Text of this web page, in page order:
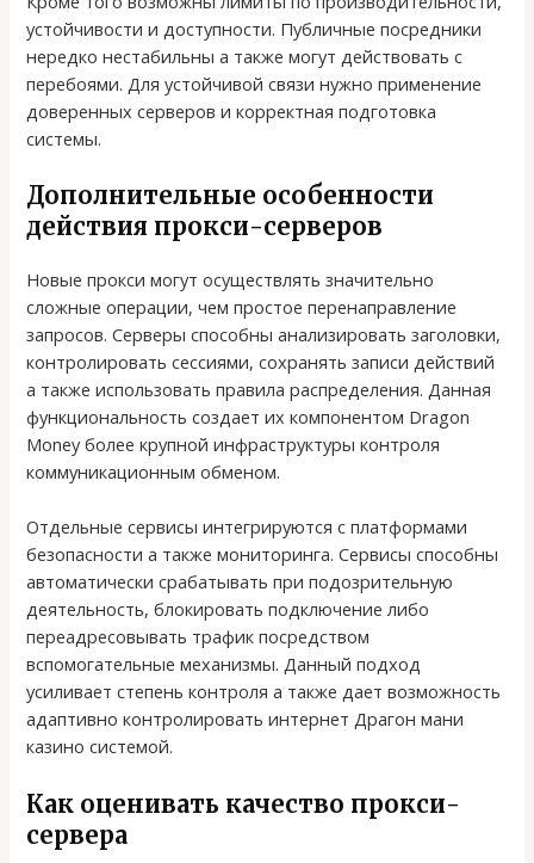
устойчивости и доступности. Публичные посредники
нередко нестабильны а также могут действовать с
перебоями. Для устойчивой связи нужно применение
доверенных серверов и корректная подготовка
системы.
Дополнительные особенности
действия прокси-серверов
Новые прокси могут осуществлять значительно
сложные операции, чем простое перенаправление
запросов. Серверы способны анализировать заголовки,
контролировать сессиями, сохранять записи действий
а также использовать правила распределения. Данная
функциональность создает их компонентом Dragon
Money более крупной инфраструктуры контроля
коммуникационным обменом.
Отдельные сервисы интегрируются с платформами
безопасности а также мониторинга. Сервисы способны
автоматически срабатывать при подозрительную
деятельность, блокировать подключение либо
переадресовывать трафик посредством
вспомогательные механизмы. Данный подход
усиливает степень контроля а также дает возможность
адаптивно контролировать интернет Драгон мани
казино системой.
Как оценивать качество прокси-
сервера